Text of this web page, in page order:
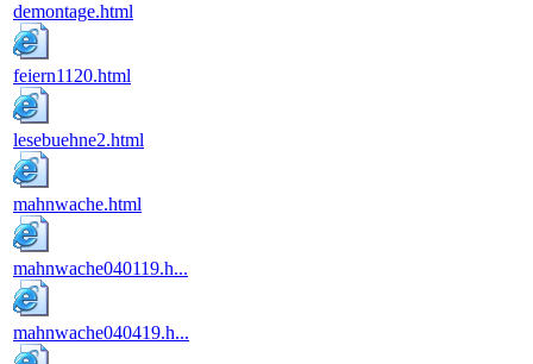
demontage.html
feiern1120.html
lesebuehne2.html
mahnwache.html
mahnwache040119.h...
mahnwache040419.h...